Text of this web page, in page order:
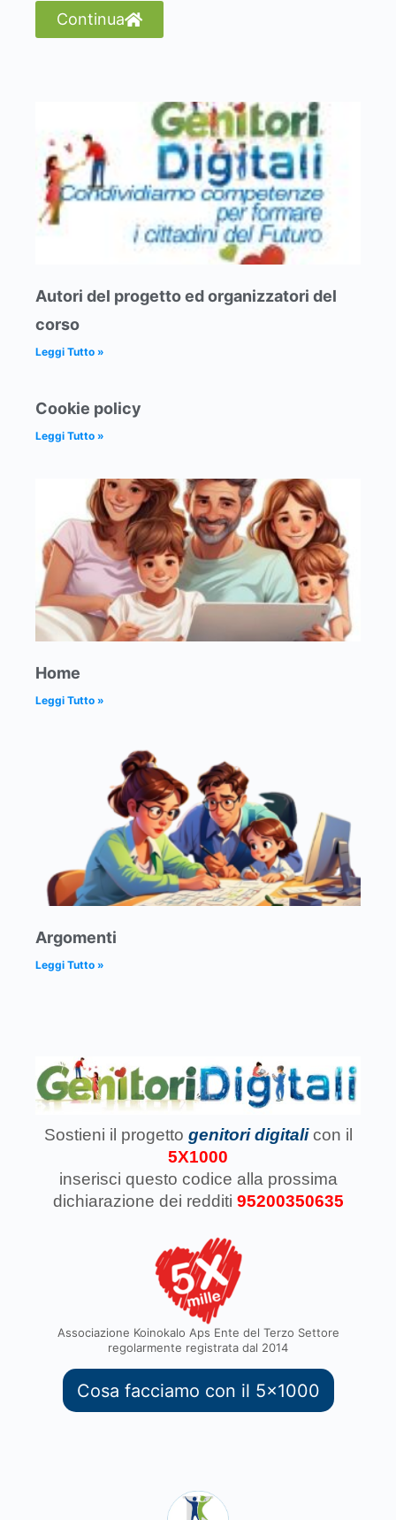
Continua
Autori del progetto ed organizzatori del
corso
Leggi Tutto »
Cookie policy
Leggi Tutto »
Home
Leggi Tutto »
Argomenti
Leggi Tutto »
Sostieni il progetto genitori digitali con il
5X1000
inserisci questo codice alla prossima
dichiarazione dei redditi 95200350635
Associazione Koinokalo Aps Ente del Terzo Settore
regolarmente registrata dal 2014
Cosa facciamo con il 5x1000